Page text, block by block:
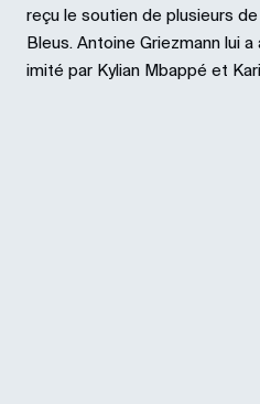
reçu le soutien de plusieurs
Bleus. Antoine Griezmann lui
imité par Kylian Mbappé et